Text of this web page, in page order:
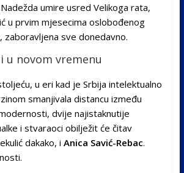
umire usred Velikoga rata,
u prvim mjesecima oslobođenog
zaboravljena sve donedavno.
u novom vremenu
u eri kad je Srbija intelektualno
smanjivala distancu između
dvije najistaknutije
i stvaraoci obilježit će čitav
dakako, i Anica Savić-Rebac.